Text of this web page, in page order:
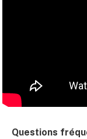
Questions